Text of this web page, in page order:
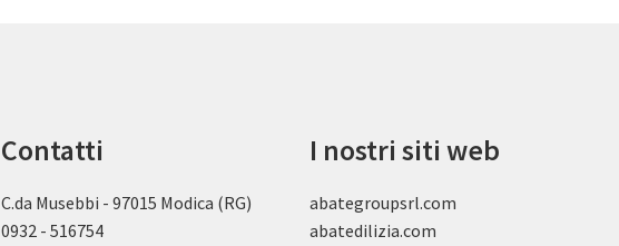
Contatti
C.da Musebbi - 97015 Modica (RG)
0932 - 516754
I nostri siti web
abategroupsrl.com
abatedilizia.com